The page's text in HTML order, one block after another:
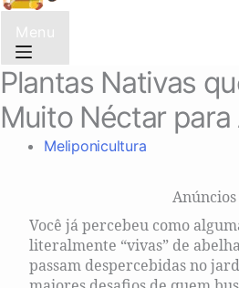
Menu
Plantas Nativas
Muito Néctar para
Meliponicultura
Anúncios
Você já percebeu como
literalmente “vivas” de
passam despercebidas no